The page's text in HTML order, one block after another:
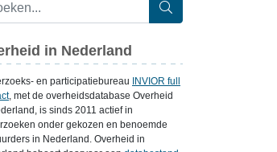
in Nederland
en participatiebureau
INVIOR full
, met de overheidsdatabase Overheid
is sinds 2011 actief in
onder gekozen en benoemde
in Nederland. Overheid in